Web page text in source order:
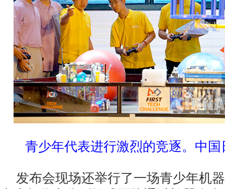
青少年代表进行激烈的竞逐。中
发布会现场还举行了一场青少年机